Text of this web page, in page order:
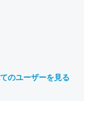
のユーザーを見る